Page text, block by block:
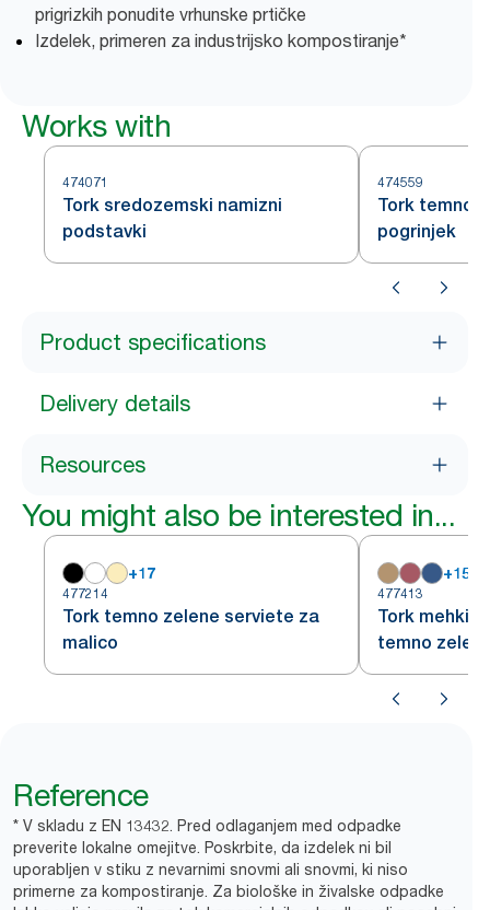
prigrizkih ponudite vrhunske prtičke
Izdelek, primeren za industrijsko kompostiranje*
Works with
474071
Tork sredozemski namizni
podstavki
474559
Tork temno
pogrinjek
Product specifications
Delivery details
Resources
You might also be interested in...
+17
477214
Tork temno zelene serviete za
malico
+15
477413
Tork mehki
temno zeleni
Reference
* V skladu z EN 13432. Pred odlaganjem med odpadke
preverite lokalne omejitve. Poskrbite, da izdelek ni bil
uporabljen v stiku z nevarnimi snovmi ali snovmi, ki niso
primerne za kompostiranje. Za biološke in živalske odpadke